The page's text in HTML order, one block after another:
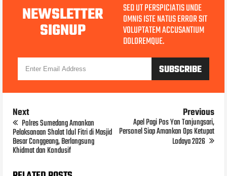
NEWSLETTER
SIGNUP
SED UT PERSPICIATIS UNDE
OMNIS ISTE NATUS ERROR SIT
VOLUPTATEM ACCUSANTIUM
DOLOREMQUE.
Next
Polres Sumedang Amankan
Pelaksanaan Shalat Idul Fitri di Masjid
Besar Conggeang, Berlangsung
Khidmat dan Kondusif
Previous
Apel Pagi Pos Yan Tanjungsari,
Personel Siap Amankan Ops Ketupat
Lodaya 2026